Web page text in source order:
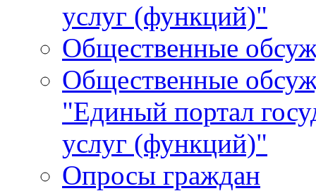
услуг (функций)"
Общественные
Общественные
"Единый портал
услуг (функций)"
Опросы граждан